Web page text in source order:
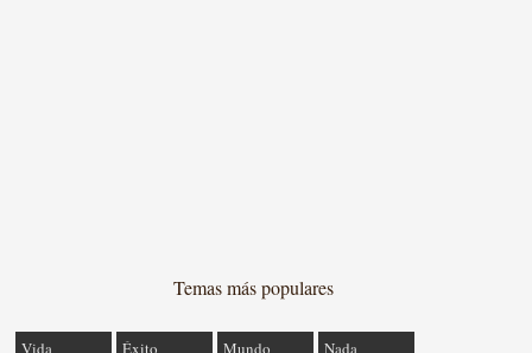
Temas más populares
Vida Éxito Mundo Nada